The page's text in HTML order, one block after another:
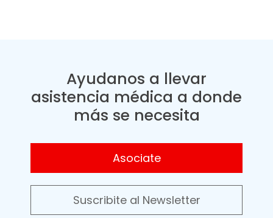
Ayudanos a llevar
asistencia médica a donde
más se necesita
Asociate
Suscribite al Newsletter